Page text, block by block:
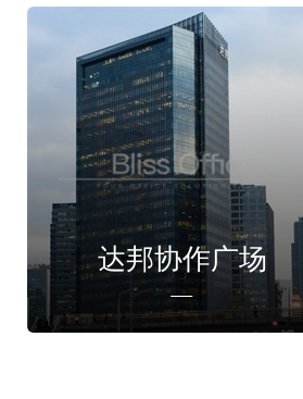
达邦协作广场